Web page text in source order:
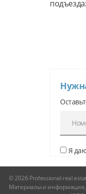
Я
© 2026 Professional real
Материалы и информация,